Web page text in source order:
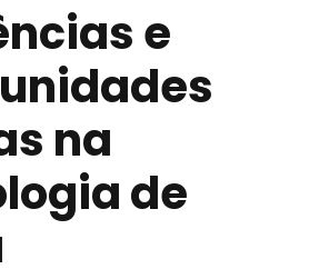
e
na
de